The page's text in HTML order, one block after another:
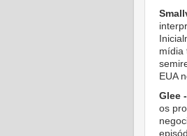
mídia
EUA
Glee -
os